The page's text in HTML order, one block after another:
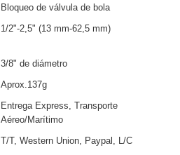
Bloqueo de válvula de bola
1/2"-2,5" (13 mm-62,5 mm)
3/8" de diámetro
Aprox.137g
Entrega Express, Transporte
Aéreo/Marítimo
T/T, Western Union, Paypal, L/C